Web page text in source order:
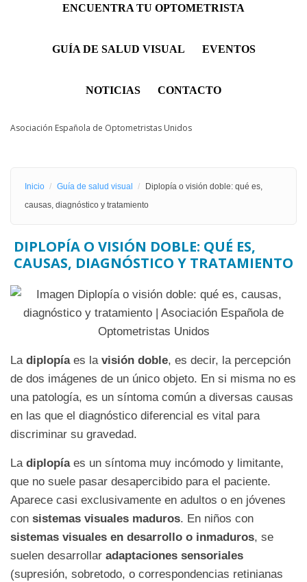
ENCUENTRA TU OPTOMETRISTA
GUÍA DE SALUD VISUAL EVENTOS
NOTICIAS CONTACTO
Asociación Española de Optometristas Unidos
Inicio Guía de salud visual
Diplopía o visión doble: qué es,
causas, diagnóstico y tratamiento
DIPLOPÍA O VISIÓN DOBLE: QUÉ ES,
CAUSAS, DIAGNÓSTICO Y TRATAMIENTO
La diplopíaes la visión doble, es decir, la percepción
de dos imágenes de un único objeto. En si misma no es
una patología, es un síntoma común a diversas causas
en las que el diagnóstico diferencial es vital para
discriminar su gravedad.
La diplopíaes un síntoma muy incómodo y limitante,
que no suele pasar desapercibido para el paciente.
Aparece casi exclusivamente en adultos o en jóvenes
con sistemas visuales maduros. En niños con
sistemas visuales en desarrollo o inmaduros, se
suelen desarrollar adaptaciones sensoriales
(supresión, sobretodo, o correspondencias retinianas